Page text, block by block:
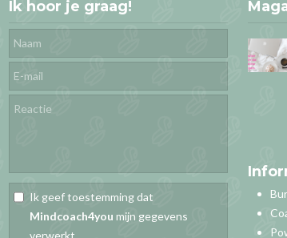
Ik hoor je graag!
Ik geef toestemming dat
Mindcoach4you mijn gegevens
verwerkt.